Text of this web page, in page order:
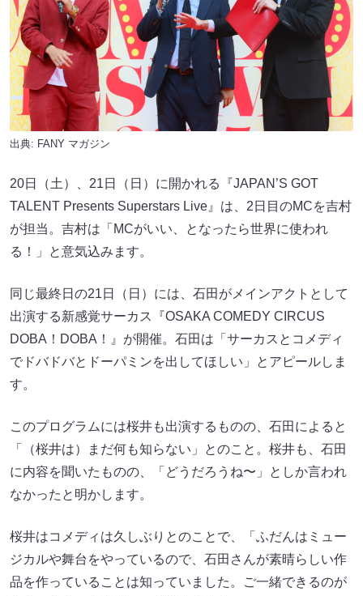
出典: FANY マガジン
20日（土）、21日（日）に開かれる『JAPAN’S GOT
TALENT Presents Superstars Live』は、2日目のMCを吉村
が担当。吉村は「MCがいい、となったら世界に使われ
る！」と意気込みます。
同じ最終日の21日（日）には、石田がメインアクトとして
出演する新感覚サーカス『OSAKA COMEDY CIRCUS
DOBA！DOBA！』が開催。石田は「サーカスとコメディ
でドバドバとドーパミンを出してほしい」とアピールしま
す。
このプログラムには桜井も出演するものの、石田によると
「（桜井は）まだ何も知らない」とのこと。桜井も、石田
に内容を聞いたものの、「どうだろうね〜」としか言われ
なかったと明かします。
桜井はコメディは久しぶりとのことで、「ふだんはミュー
ジカルや舞台をやっているので、石田さんが素晴らしい作
品を作っていることは知っていました。ご一緒できるのが